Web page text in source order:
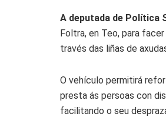
A deputada de Política
Foltra, en Teo, para
través das liñas de
O vehículo permitirá
presta ás persoas con
facilitando o seu